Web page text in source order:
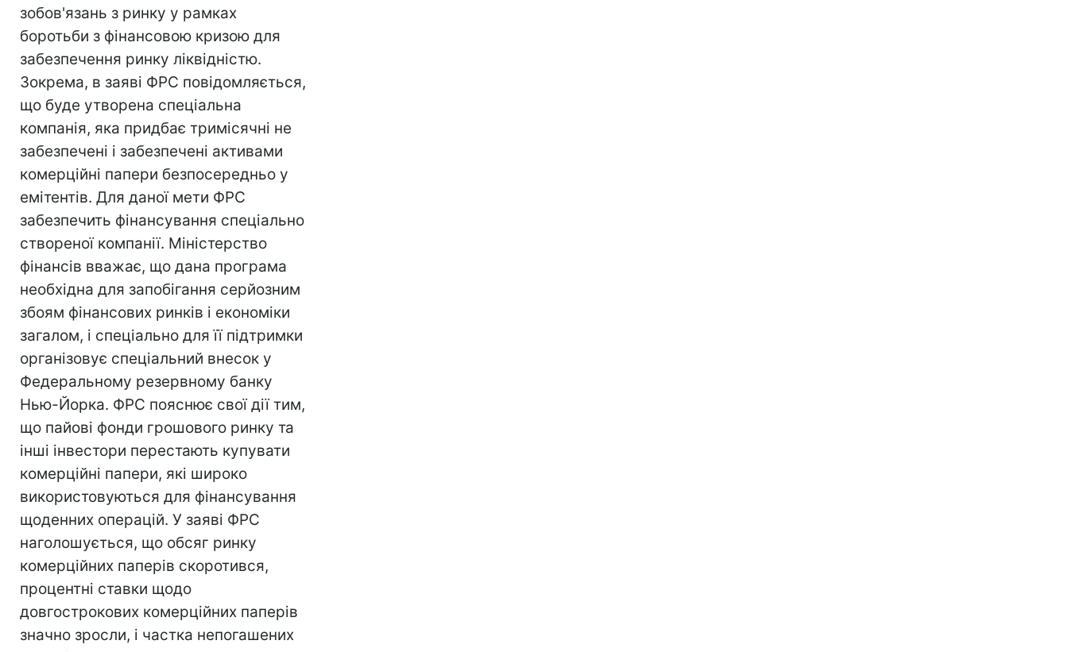
зобов'язань з ринку у рамках
боротьби з фінансовою кризою для
забезпечення ринку ліквідністю.
Зокрема, в заяві ФРС повідомляється,
що буде утворена спеціальна
компанія, яка придбає тримісячні не
забезпечені і забезпечені активами
комерційні папери безпосередньо у
емітентів. Для даної мети ФРС
забезпечить фінансування спеціально
створеної компанії. Міністерство
фінансів вважає, що дана програма
необхідна для запобігання серйозним
збоям фінансових ринків і економіки
загалом, і спеціально для її підтримки
організовує спеціальний внесок у
Федеральному резервному банку
Нью-Йорка. ФРС пояснює свої дії тим,
що пайові фонди грошового ринку та
інші інвестори перестають купувати
комерційні папери, які широко
використовуються для фінансування
щоденних операцій. У заяві ФРС
наголошується, що обсяг ринку
комерційних паперів скоротився,
процентні ставки щодо
довгострокових комерційних паперів
значно зросли, і частка непогашених